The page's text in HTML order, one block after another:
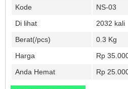
Kode
NS-03
Di lihat
2032 kali
Berat(/pcs)
0.3 Kg
Harga
Rp
Anda Hemat
Rp